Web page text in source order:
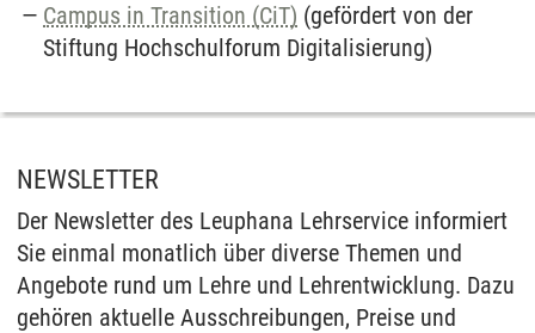
Campus in Transition (CiT) (gefördert von der
Stiftung Hochschulforum Digitalisierung)
NEWSLETTER
Der Newsletter des Leuphana Lehrservice informiert
Sie einmal monatlich über diverse Themen und
Angebote rund um Lehre und Lehrentwicklung. Dazu
gehören aktuelle Ausschreibungen, Preise und